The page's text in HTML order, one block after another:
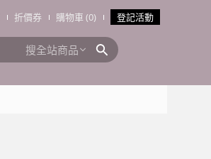
折價券 購物車 (0) 登記活動
搜全站商品